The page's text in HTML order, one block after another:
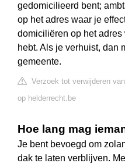
gedomicilieerd bent;
op het adres waar je
domiciliëren op het
hebt. Als je verhuist, dan
gemeente.
Verzoek tot verwijderen
op helderrecht.be
Hoe lang mag
Je bent bevoegd om
dak te laten verblijven.